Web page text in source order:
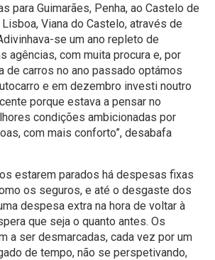
para Guimarães, Penha, ao Castelo de
Lisboa, Viana do Castelo, através de
se um ano repleto de
agências, com muita procura e, por
de carros no ano passado optámos
e em dezembro investi noutro
porque estava a pensar no
condições ambicionadas por
com mais conforto”, desabafa
estarem parados há despesas fixas
os seguros, e até o desgaste dos
despesa extra na hora de voltar à
que seja o quanto antes. Os
a ser desmarcadas, cada vez por um
de tempo, não se perspetivando,